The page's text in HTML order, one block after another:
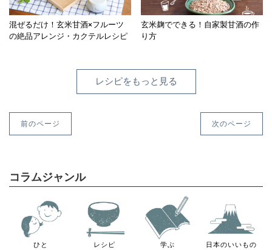
混ぜるだけ！玄米甘酒×フルーツ
の絶品アレンジ・カクテルレシピ
玄米麹でできる！自家製甘酒の作
り方
レシピをもっと見る
前のページ 次のページ
コラムジャンル
ひと レシピ 学ぶ 日本のいいもの